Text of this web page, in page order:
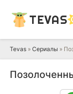
TEVAS
Tevas » Сериалы »